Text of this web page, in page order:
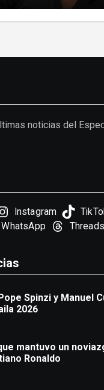
noticias del
Instagram
WhatsApp Threads
Spinzi y Manuel
2026
mantuvo un
Ronaldo